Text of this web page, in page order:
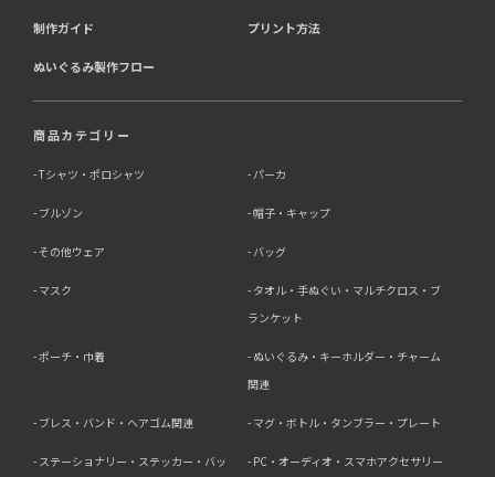
制作ガイド プリント方法
ぬいぐるみ製作フロー
商品カテゴリー
Tシャツ・ポロシャツ パーカ
ブルゾン 帽子・キャップ
その他ウェア バッグ
マスク
タオル・手ぬぐい・マルチクロス・ブ
ランケット
ポーチ・巾着
ぬいぐるみ・キーホルダー・チャーム
関連
ブレス・バンド・ヘアゴム関連 マグ・ボトル・タンブラー・プレート
ステーショナリー・ステッカー・バッ
PC・オーディオ・スマホアクセサリー